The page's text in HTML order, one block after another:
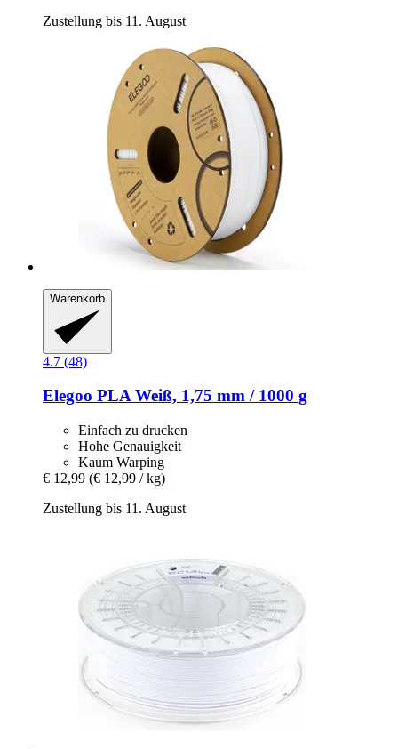
Zustellung bis 11. August
Warenkorb
4.7 (48)
Elegoo PLA Weiß, 1,75 mm / 1000 g
Einfach zu drucken
Hohe Genauigkeit
Kaum Warping
€ 12,99 (€ 12,99 / kg)
Zustellung bis 11. August